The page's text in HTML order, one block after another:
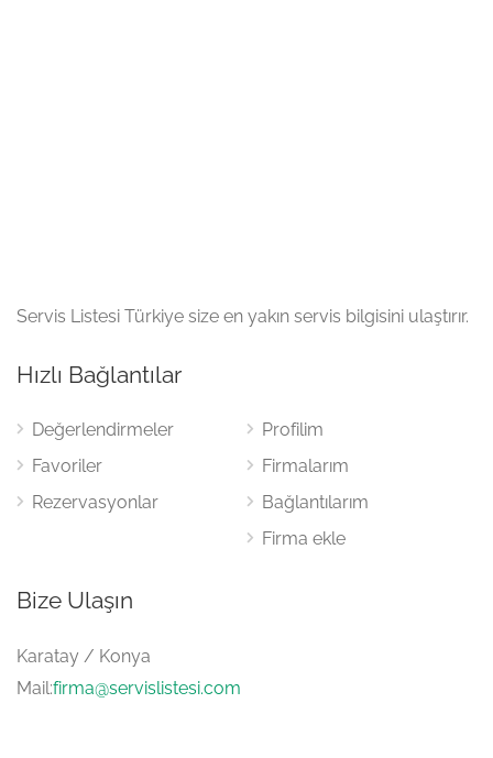
Servis Listesi Türkiye size en yakın servis bilgisini ulaştırır.
Hızlı Bağlantılar
Değerlendirmeler
Favoriler
Rezervasyonlar
Profilim
Firmalarım
Bağlantılarım
Firma ekle
Bize Ulaşın
Karatay / Konya
Mail:firma@servislistesi.com